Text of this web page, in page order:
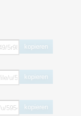
kopieren
kopieren
kopieren